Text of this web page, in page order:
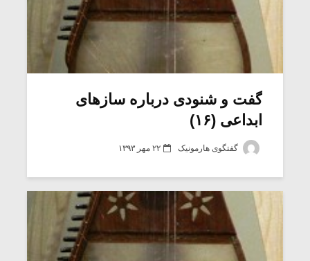
گفت و شنودی درباره سازهای
ابداعی (۱۶)
گفتگوی هارمونیک ۲۲ مهر ۱۳۹۳